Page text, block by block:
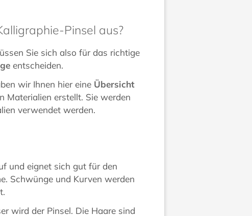
Pinsel aus?
Sie sich also für das richtige
entscheiden.
wir Ihnen hier eine Übersicht
Materialien erstellt. Sie werden
verwendet werden.
und eignet sich gut für den
Schwünge und Kurven werden
wird der Pinsel. Die Haare sind